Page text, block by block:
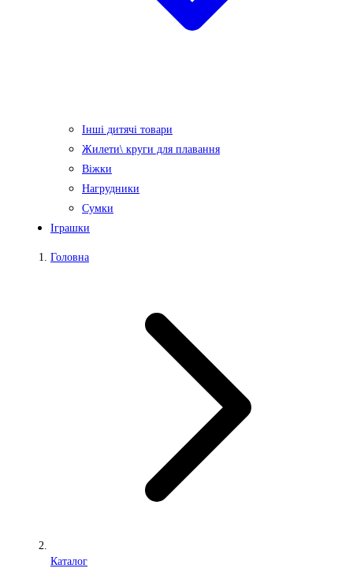
Інші дитячі товари
Жилети\ круги для плавання
Віжки
Нагрудники
Сумки
Іграшки
Головна
Каталог